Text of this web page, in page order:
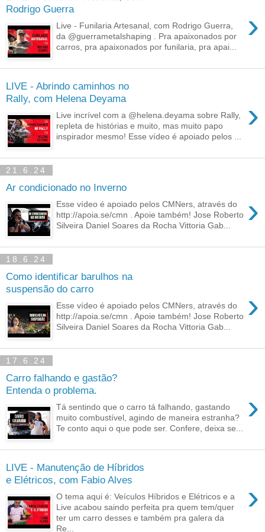
Rodrigo Guerra
›
Live - Funilaria Artesanal, com Rodrigo Guerra,
da @guerrametalshaping . Pra apaixonados por
carros, pra apaixonados por funilaria, pra apai...
LIVE - Abrindo caminhos no
Rally, com Helena Deyama
›
Live incrível com a @helena.deyama sobre Rally,
repleta de histórias e muito, mas muito papo
inspirador mesmo! Esse vídeo é apoiado pelos ...
21.6.24
Ar condicionado no Inverno
›
Esse vídeo é apoiado pelos CMNers, através do
http://apoia.se/cmn . Apoie também! Jose Roberto
Silveira Daniel Soares da Rocha Vittoria Gab...
18.6.24
Como identificar barulhos na
suspensão do carro
›
Esse vídeo é apoiado pelos CMNers, através do
http://apoia.se/cmn . Apoie também! Jose Roberto
Silveira Daniel Soares da Rocha Vittoria Gab...
17.6.24
Carro falhando e gastão?
Entenda o problema.
›
Tá sentindo que o carro tá falhando, gastando
muito combustível, agindo de maneira estranha?
Te conto aqui o que pode ser. Confere, deixa se...
LIVE - Manutenção de Híbridos
e Elétricos, com Fabio Alves
›
O tema aqui é: Veículos Híbridos e Elétricos e a
Live acabou saindo perfeita pra quem tem/quer
ter um carro desses e também pra galera da
Re...